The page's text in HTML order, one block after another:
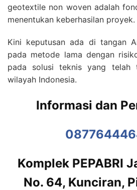
geotextile non woven adalah
menentukan keberhasilan proyek.
Kini keputusan ada di tangan
pada metode lama dengan
pada solusi teknis yang telah
wilayah Indonesia.
Informasi dan
Komplek PEPABRI
No. 64, Kunciran,